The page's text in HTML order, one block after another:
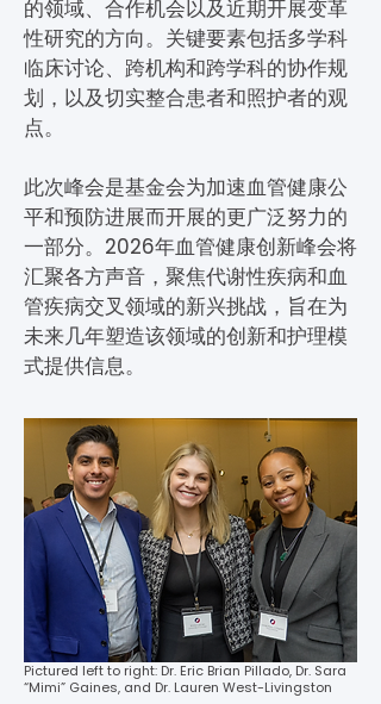
的领域、合作机会以及近期开展变革
性研究的方向。关键要素包括多学科
临床讨论、跨机构和跨学科的协作规
划，以及切实整合患者和照护者的观
点。
此次峰会是基金会为加速血管健康公
平和预防进展而开展的更广泛努力的
一部分。2026年血管健康创新峰会将
汇聚各方声音，聚焦代谢性疾病和血
管疾病交叉领域的新兴挑战，旨在为
未来几年塑造该领域的创新和护理模
式提供信息。
Pictured left to right: Dr. Eric Brian Pillado, Dr. Sara
“Mimi” Gaines, and Dr. Lauren West-Livingston